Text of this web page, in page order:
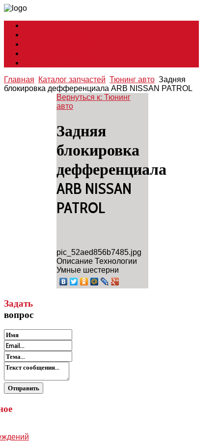
Главная Каталог запчастей Тюнинг авто Задняя
блокировка дефференциала ARB NISSAN PATROL
Вернуться к: Тюнинг
авто
Задняя
блокировка
дефференциала
ARB NISSAN
PATROL
pic_52aed856b7485.jpg
ОписаниеТехнологии
Умные шестерни
Задать
вопрос